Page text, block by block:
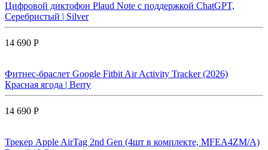
Цифровой диктофон Plaud Note с поддержкой ChatGPT,
Серебристый | Silver
14 690 Р
Фитнес-браслет Google Fitbit Air Activity Tracker (2026)
Красная ягода | Berry
14 690 Р
Трекер Apple AirTag 2nd Gen (4шт в комплекте, MFEA4ZM/A)